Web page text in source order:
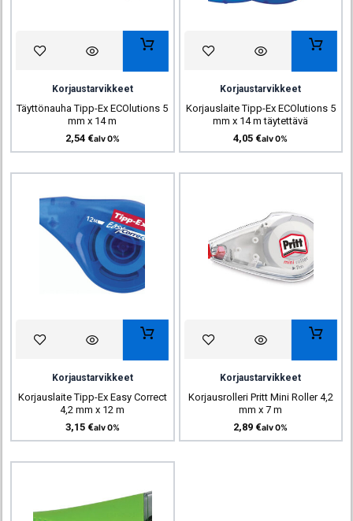
Korjaustarvikkeet
Täyttönauha Tipp-Ex ECOlutions 5
mm x 14 m
2,54 €alv 0%
Korjaustarvikkeet
Korjauslaite Tipp-Ex ECOlutions 5
mm x 14 m täytettävä
4,05 €alv 0%
Korjaustarvikkeet
Korjauslaite Tipp-Ex Easy Correct
4,2 mm x 12 m
3,15 €alv 0%
Korjaustarvikkeet
Korjausrolleri Pritt Mini Roller 4,2
mm x 7 m
2,89 €alv 0%